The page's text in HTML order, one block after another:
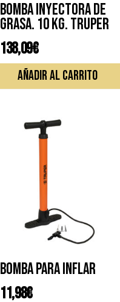
BOMBA INYECTORA DE
GRASA. 10 KG. TRUPER
138,09€
AÑADIR AL CARRITO
BOMBA PARA INFLAR
11,98€